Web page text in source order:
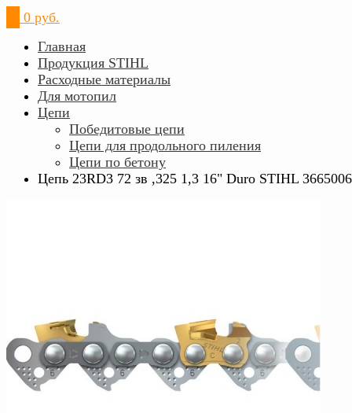
0 руб.
Главная
Продукция STIHL
Расходные материалы
Для мотопил
Цепи
Победитовые цепи
Цепи для продольного пиления
Цепи по бетону
Цепь 23RD3 72 зв ,325 1,3 16" Duro STIHL